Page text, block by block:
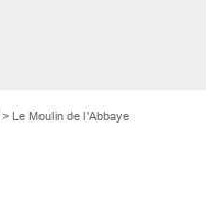
> Le Moulin de l'Abbaye